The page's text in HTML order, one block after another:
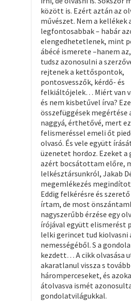
között is. Ezért aztán az
művészet. Nem a kellékek
legfontosabbak – habár
elengedhetetlenek, mint
ábécé ismerete –hanem
tudsz azonosulni a
rejtenek a kettőspontok,
pontosvesszők, kérdő- és
felkiáltójelek… Miért van
és nem kisbetűvel írva?
összefüggések megértése
naggyá, érthetővé, mert
felismeréssel emeli őt
olvasó. És vele együtt
üzenetet hordoz. Ezeket
azért bocsátottam előre,
lelkésztársunkról, Jakab
megemlékezés
Eddig felkérésre és
írtam, de most
nagyszerűbb érzése egy
írójával együtt elismerést
lelki gerincet tud kiolvasni
nemességéből. S a
kezdett… A cikk olvasása
akaratlanul vissza s
háromperceseket, és
átolvasva ismét
gondolatvilágukkal.